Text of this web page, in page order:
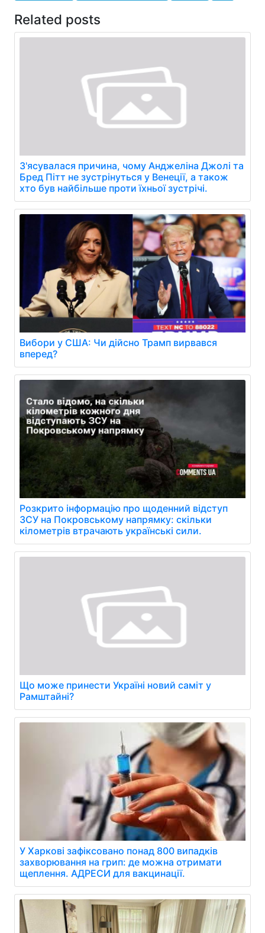
Related posts
З'ясувалася причина, чому Анджеліна Джолі та
Бред Пітт не зустрінуться у Венеції, а також
хто був найбільше проти їхньої зустрічі.
Вибори у США: Чи дійсно Трамп вирвався
вперед?
Розкрито інформацію про щоденний відступ
ЗСУ на Покровському напрямку: скільки
кілометрів втрачають українські сили.
Що може принести Україні новий саміт у
Рамштайні?
У Харкові зафіксовано понад 800 випадків
захворювання на грип: де можна отримати
щеплення. АДРЕСИ для вакцинації.